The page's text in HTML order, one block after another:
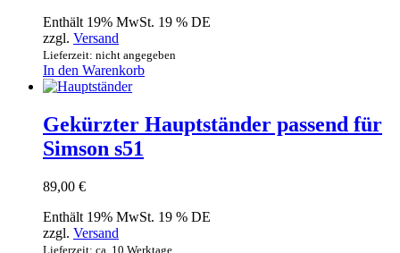
Enthält 19% MwSt. 19 % DE
zzgl. Versand
Lieferzeit: nicht angegeben
In den Warenkorb
Gekürzter Hauptständer passend für
Simson s51
89,00 €
Enthält 19% MwSt. 19 % DE
zzgl. Versand
Lieferzeit: ca. 10 Werktage